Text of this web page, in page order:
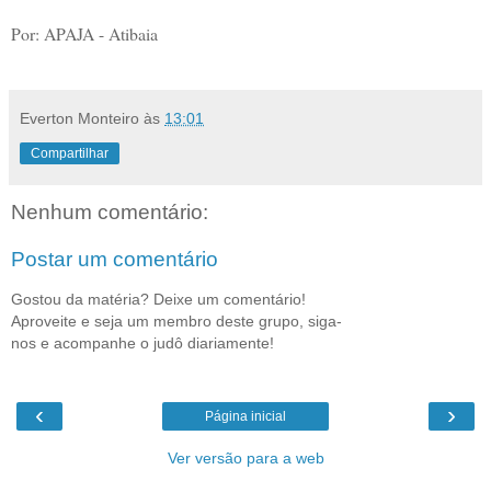
Por: APAJA - Atibaia
Everton Monteiro às 13:01
Compartilhar
Nenhum comentário:
Postar um comentário
Gostou da matéria? Deixe um comentário!
Aproveite e seja um membro deste grupo, siga-
nos e acompanhe o judô diariamente!
‹ ›
Página inicial
Ver versão para a web